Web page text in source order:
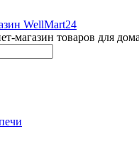
магазин товаров для дома